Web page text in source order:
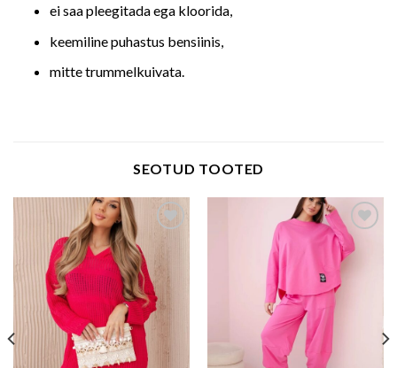
ei saa pleegitada ega kloorida,
keemiline puhastus bensiinis,
mitte trummelkuivata.
SEOTUD TOOTED
Add to wishlist Add to wishlist